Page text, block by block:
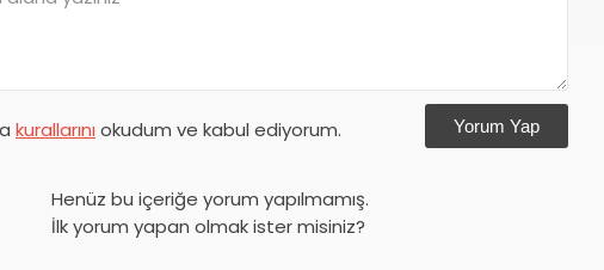
kurallarını okudum ve kabul ediyorum. Yorum Yap
Henüz bu içeriğe yorum yapılmamış.
İlk yorum yapan olmak ister misiniz?